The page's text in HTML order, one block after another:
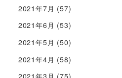
2021年7月 (57)
2021年6月 (53)
2021年5月 (50)
2021年4月 (58)